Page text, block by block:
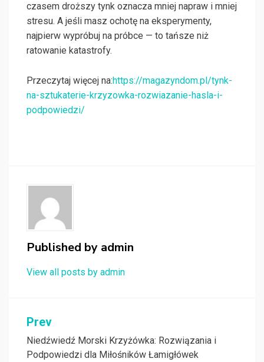
czasem droższy tynk oznacza mniej napraw i mniej
stresu. A jeśli masz ochotę na eksperymenty,
najpierw wypróbuj na próbce — to tańsze niż
ratowanie katastrofy.
Przeczytaj więcej na:https://magazyndom.pl/tynk-
na-sztukaterie-krzyzowka-rozwiazanie-hasla-i-
podpowiedzi/
Published by admin
View all posts by admin
Nawigacja
wpisu
Prev
Niedźwiedź Morski Krzyżówka: Rozwiązania i
Podpowiedzi dla Miłośników Łamigłówek